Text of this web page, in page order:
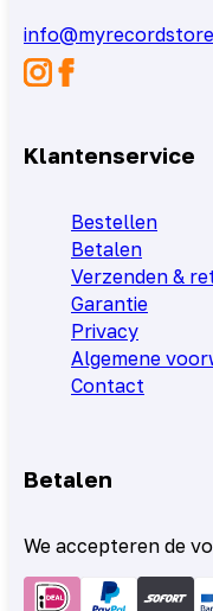
Klantenservice
Bestellen
Betalen
Verzenden &
Garantie
Privacy
Algemene
Contact
Betalen
We accepteren de